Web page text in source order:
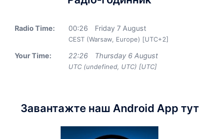
Radio Time: 00:26 Friday 7 August
CEST (Warsaw, Europe) [UTC+2]
Your Time: 22:26 Thursday 6 August
UTC (undefined, UTC) [UTC]
Завантажте наш Android App тут